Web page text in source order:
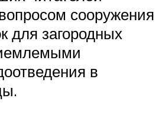
сооружения
для загородных
в